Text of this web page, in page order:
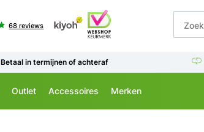
68 reviews
Betaal in termijnen of achteraf
Outlet Accessoires Merken